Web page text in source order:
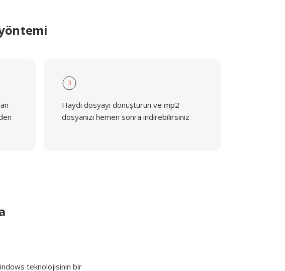
3
Haydi dosyayı dönüştürün ve mp2
dosyanızı hemen sonra indirebilirsiniz
teknolojisinin bir